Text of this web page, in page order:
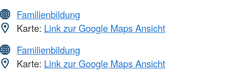
Familienbildung
Karte: Link zur Google Maps Ansicht
Familienbildung
Karte: Link zur Google Maps Ansicht